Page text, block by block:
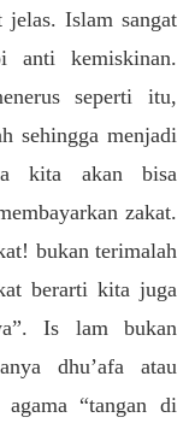
jelas. Islam sangat
anti kemiskinan.
seperti itu,
sehingga menjadi
kita akan bisa
zakat.
bukan terimalah
berarti kita juga
Is lam bukan
dhu’afa atau
“tangan di